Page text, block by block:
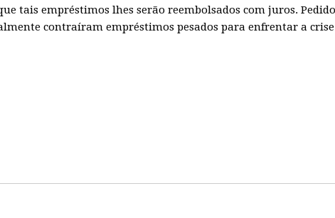
tais empréstimos lhes serão reembolsados com juros.
contraíram empréstimos pesados para enfrentar a crise